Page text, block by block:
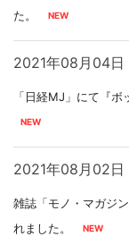
た。
2021年08月04日
「日経MJ」にて『ボ
2021年08月02日
雑誌「モノ・マガジ
れました。